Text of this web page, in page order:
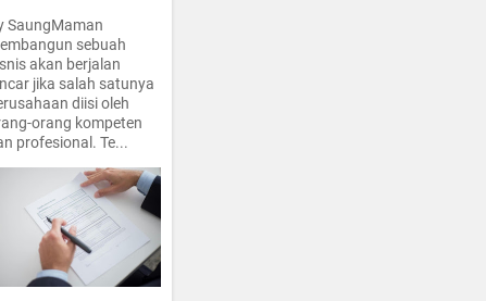
SaungMaman
sebuah
akan berjalan
jika salah satunya
diisi oleh
orang kompeten
profesional. Te...